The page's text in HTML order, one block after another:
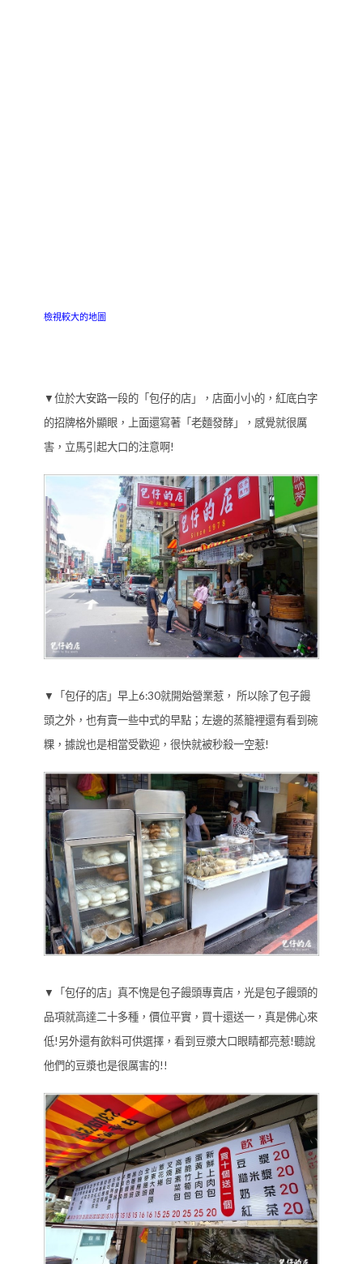
檢視較大的地圖
▼位於大安路一段的「包仔的店」，店面小小的，紅底白字
的招牌格外顯眼，上面還寫著「老麵發酵」，感覺就很厲
害，立馬引起大口的注意啊!
▼「包仔的店」早上6:30就開始營業惹， 所以除了包子饅
頭之外，也有賣一些中式的早點；左邊的蒸籠裡還有看到碗
粿，據說也是相當受歡迎，很快就被秒殺一空惹!
▼「包仔的店」真不愧是包子饅頭專賣店，光是包子饅頭的
品項就高達二十多種，價位平實，買十還送一，真是佛心來
低!另外還有飲料可供選擇，看到豆漿大口眼睛都亮惹!聽說
他們的豆漿也是很厲害的!!